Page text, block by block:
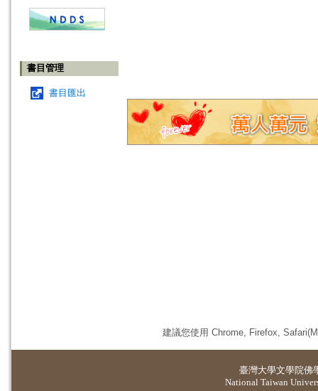
書目管理
書目匯出
建議您使用 Chrome, Firefox,
臺灣大學文學院佛
National Taiwan